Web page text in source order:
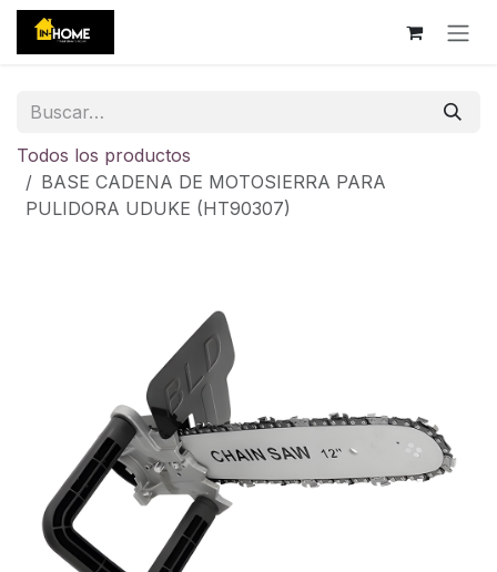
Ir al contenido
Todos los productos
BASE CADENA DE MOTOSIERRA PARA
PULIDORA UDUKE (HT90307)